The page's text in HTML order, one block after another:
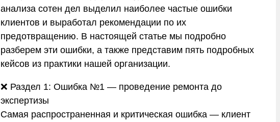
анализа сотен дел выделил наиболее частые ошибки
клиентов и выработал рекомендации по их
предотвращению. В настоящей статье мы подробно
разберем эти ошибки, а также представим пять подробных
кейсов из практики нашей организации.
❌ Раздел 1: Ошибка №1 — проведение ремонта до
экспертизы
Самая распространенная и критическая ошибка — клиент